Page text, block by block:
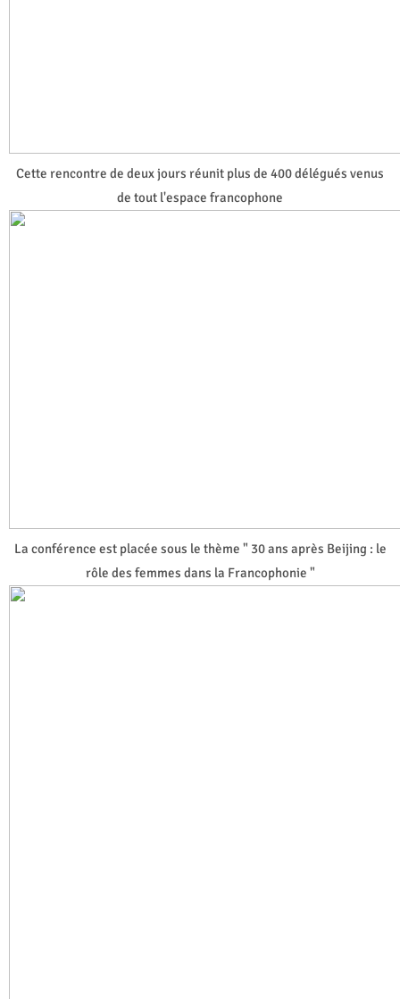
Cette rencontre de deux jours réunit plus de 400 délégués venus
de tout l'espace francophone
La conférence est placée sous le thème " 30 ans après Beijing : le
rôle des femmes dans la Francophonie "